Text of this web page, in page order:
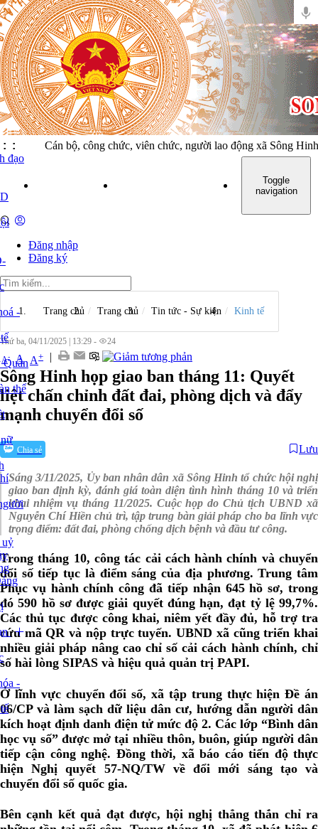
: : Cán bộ, công chức, viên chức, người lao động xã Sông
VĂN BẢN
Toggle
navigation
đạo
-
Quân
thể
uỷ
-
Đăng nhập
Đăng ký
Trang chủ Trang chủ Tin tức - Sự kiện Kinh tế
Thứ ba, 04/11/2025 13:29 -
24
A- A A+ |
Sông Hinh họp giao ban tháng 11: Quyết
liệt chấn chỉnh đất đai, phòng dịch và đẩy
mạnh chuyển đổi số
Chia sẻ Lưu
Sáng 3/11/2025, Ủy ban nhân dân xã Sông Hinh tổ chức hội nghị
giao ban định kỳ, đánh giá toàn diện tình hình tháng 10 và triển
khai nhiệm vụ tháng 11/2025. Cuộc họp do Chủ tịch UBND xã
Nguyễn Chí Hiền chủ trì, tập trung bàn giải pháp cho ba lĩnh vực
trọng điểm: đất đai, phòng chống dịch bệnh và đầu tư công.
Trong tháng 10, công tác cải cách hành chính và chuyển
đổi số tiếp tục là điểm sáng của địa phương. Trung tâm
Phục vụ hành chính công đã tiếp nhận 645 hồ sơ, trong
đó 590 hồ sơ được giải quyết đúng hạn, đạt tỷ lệ 99,7%.
Các thủ tục được công khai, niêm yết đầy đủ, hỗ trợ tra
cứu mã QR và nộp trực tuyến. UBND xã cũng triển khai
nhiều giải pháp nâng cao chỉ số cải cách hành chính, chỉ
số hài lòng SIPAS và hiệu quả quản trị PAPI.
Ở lĩnh vực chuyển đổi số, xã tập trung thực hiện Đề án
06/CP và làm sạch dữ liệu dân cư, hướng dẫn người dân
kích hoạt định danh điện tử mức độ 2. Các lớp “Bình dân
học vụ số” được mở tại nhiều thôn, buôn, giúp người dân
tiếp cận công nghệ. Đồng thời, xã báo cáo tiến độ thực
hiện Nghị quyết 57-NQ/TW về đổi mới sáng tạo và
chuyển đổi số quốc gia.
Bên cạnh kết quả đạt được, hội nghị thẳng thắn chỉ ra